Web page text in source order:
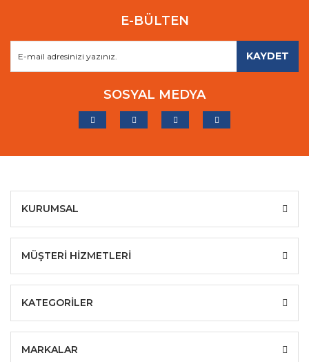
E-BÜLTEN
KAYDET
SOSYAL MEDYA
KURUMSAL
MÜŞTERİ HİZMETLERİ
KATEGORİLER
MARKALAR